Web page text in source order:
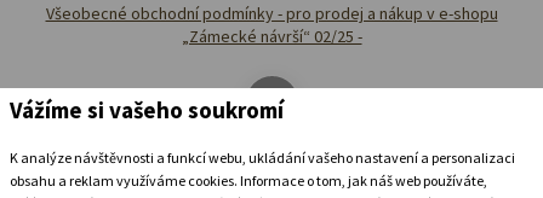
Všeobecné obchodní podmínky - pro prodej a nákup v e-shopu
„Zámecké návrší“ 02/25 -
Vážíme si vašeho soukromí
K analýze návštěvnosti a funkcí webu, ukládání vašeho nastavení a personalizaci
obsahu a reklam využíváme cookies. Informace o tom, jak náš web používáte,